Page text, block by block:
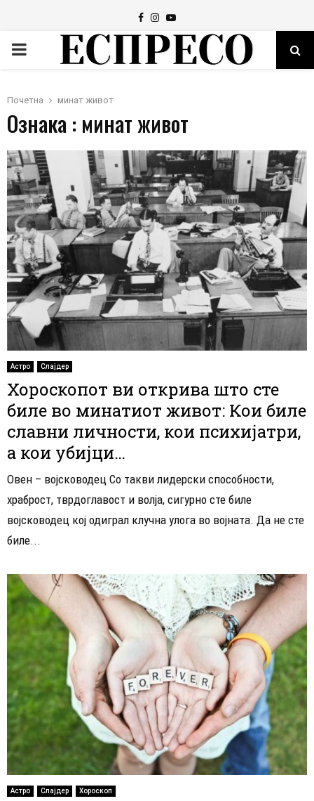
Facebook
Instagram
Youtube
PRIMARY
Почетна минат живот
Ознака : минат живот
Астро Слајдер
Хороскопот ви открива што сте
биле во минатиот живот: Кои биле
славни личности, кои психијатри,
а кои убијци…
Овен – војсководец Со такви лидерски способности,
храброст, тврдоглавост и волја, сигурно сте биле
војсководец кој одиграл клучна улога во војната. Да не сте
биле...
Астро Слајдер Хороскоп